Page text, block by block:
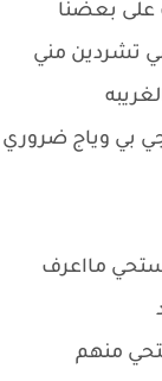
بعضنا
تشردين مني
بي وياج ضروري
مااعرف
منهم